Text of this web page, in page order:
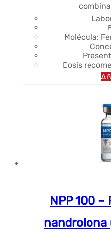
Molécula:
Dosis
NPP 100
nandrolona